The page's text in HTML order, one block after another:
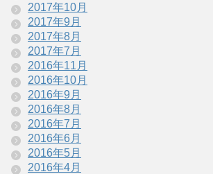
2017年10月
2017年9月
2017年8月
2017年7月
2016年11月
2016年10月
2016年9月
2016年8月
2016年7月
2016年6月
2016年5月
2016年4月